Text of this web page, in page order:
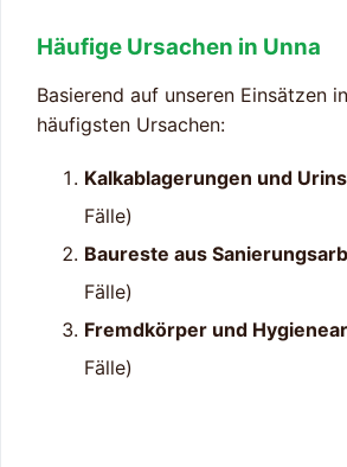
Häufige Ursachen in Unna
Basierend auf unseren Einsätzen
häufigsten Ursachen:
Kalkablagerungen und
Fälle)
Baureste aus
Fälle)
Fremdkörper und
Fälle)